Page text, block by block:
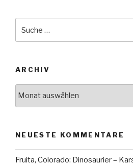
nach:
ARCHIV
NEUESTE KOMMENTARE
Fruita, Colorado: Dinosaurier –